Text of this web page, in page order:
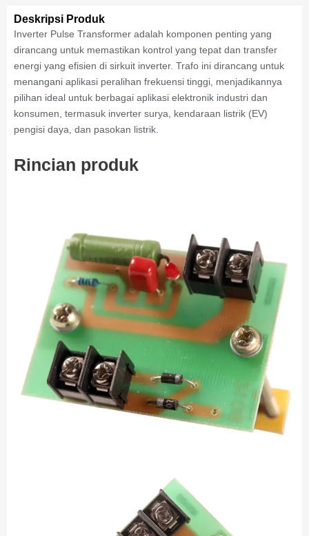
Deskripsi Produk
Inverter Pulse Transformer adalah komponen penting yang
dirancang untuk memastikan kontrol yang tepat dan transfer
energi yang efisien di sirkuit inverter. Trafo ini dirancang untuk
menangani aplikasi peralihan frekuensi tinggi, menjadikannya
pilihan ideal untuk berbagai aplikasi elektronik industri dan
konsumen, termasuk inverter surya, kendaraan listrik (EV)
pengisi daya, dan pasokan listrik.
Rincian produk